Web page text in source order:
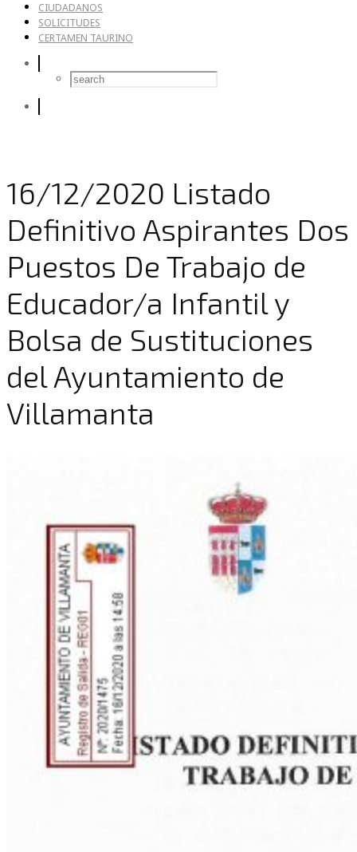
CIUDADANOS
SOLICITUDES
CERTAMEN TAURINO
16/12/2020 Listado
Definitivo Aspirantes Dos
Puestos De Trabajo de
Educador/a Infantil y
Bolsa de Sustituciones
del Ayuntamiento de
Villamanta